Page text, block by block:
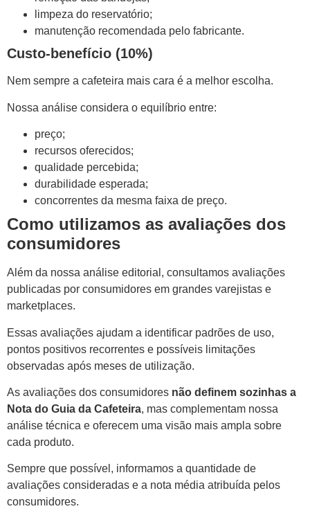
limpeza do reservatório;
manutenção recomendada pelo fabricante.
Custo-benefício (10%)
Nem sempre a cafeteira mais cara é a melhor escolha.
Nossa análise considera o equilíbrio entre:
preço;
recursos oferecidos;
qualidade percebida;
durabilidade esperada;
concorrentes da mesma faixa de preço.
Como utilizamos as avaliações dos
consumidores
Além da nossa análise editorial, consultamos avaliações
publicadas por consumidores em grandes varejistas e
marketplaces.
Essas avaliações ajudam a identificar padrões de uso,
pontos positivos recorrentes e possíveis limitações
observadas após meses de utilização.
As avaliações dos consumidores não definem sozinhas a
Nota do Guia da Cafeteira, mas complementam nossa
análise técnica e oferecem uma visão mais ampla sobre
cada produto.
Sempre que possível, informamos a quantidade de
avaliações consideradas e a nota média atribuída pelos
consumidores.